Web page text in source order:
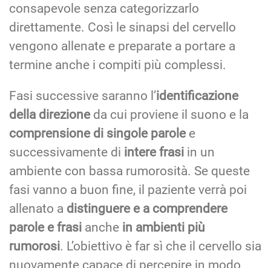
consapevole senza categorizzarlo
direttamente. Così le sinapsi del cervello
vengono allenate e preparate a portare a
termine anche i compiti più complessi.
Fasi successive saranno l’identificazione
della direzioneda cui proviene il suono e la
comprensione di singole parolee
successivamente di intere frasi in un
ambiente con bassa rumorosità. Se queste
fasi vanno a buon fine, il paziente verrà poi
allenato a distinguere e a comprendere
parole e frasi anche in ambienti più
rumorosi. L’obiettivo è far sì che il cervello sia
nuovamente capace di percepire in modo